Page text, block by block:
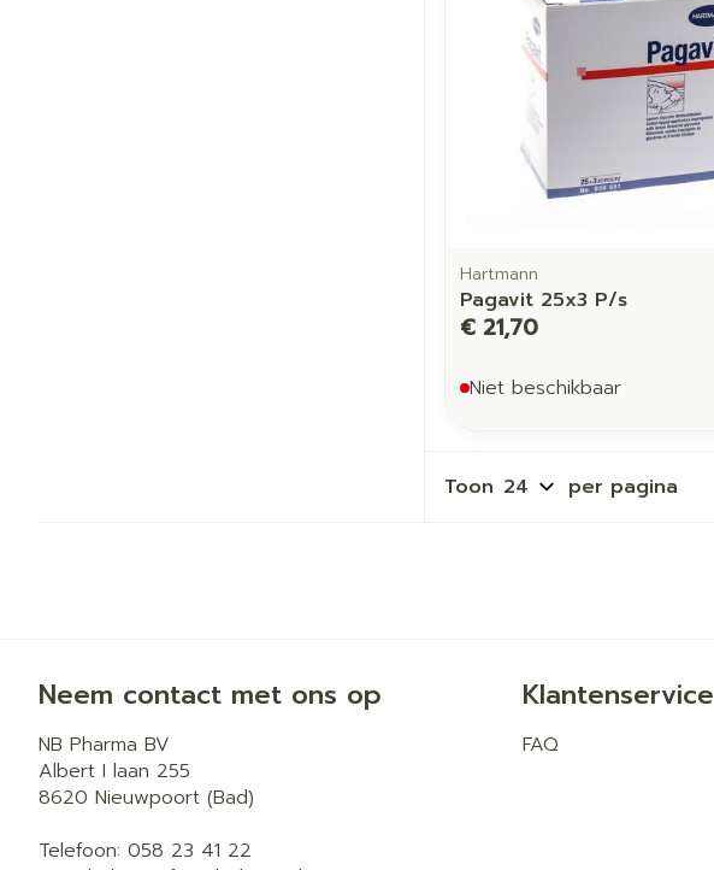
Hartmann
Pagavit 25x3 P/s
€ 21,70
Niet beschikbaar
Toon per pagina
Neem contact met ons op
NB Pharma BV
Albert I laan 255
8620 Nieuwpoort (Bad)
Telefoon: 058 23 41 22
Klantenservice
FAQ